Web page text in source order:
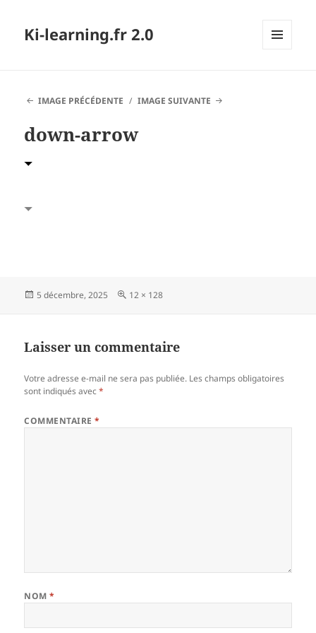
Ki-learning.fr 2.0
IMAGE PRÉCÉDENTE
IMAGE SUIVANTE
down-arrow
Publié
5 décembre, 2025
Taille
12 × 128
Laisser un commentaire
Votre adresse e-mail ne sera pas publiée. Les champs obligatoires
sont indiqués avec*
COMMENTAIRE*
NOM*